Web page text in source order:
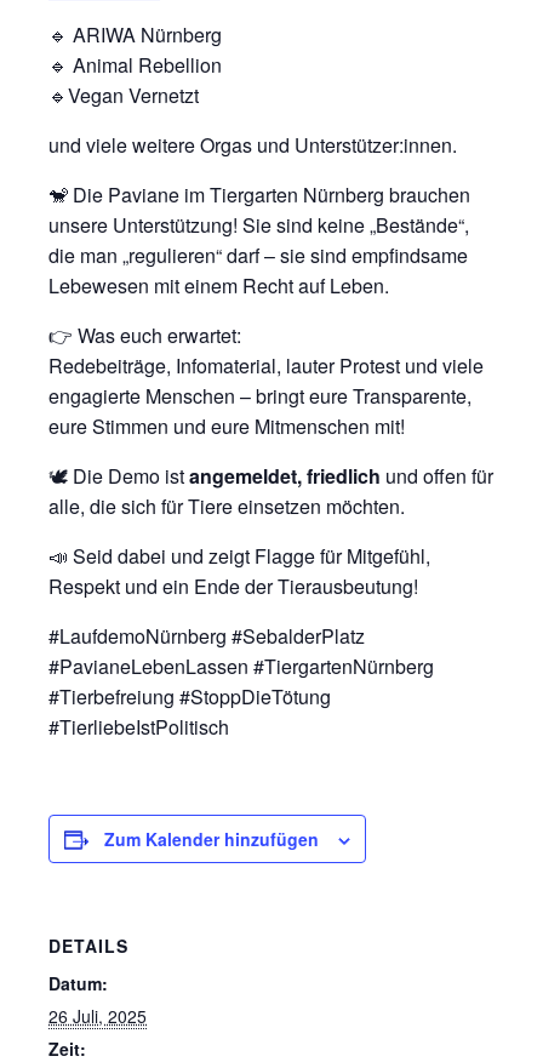
🔹 ARIWA Nürnberg
🔹 Animal Rebellion
🔹Vegan Vernetzt
und viele weitere Orgas und Unterstützer:innen.
🐒 Die Paviane im Tiergarten Nürnberg brauchen
unsere Unterstützung! Sie sind keine „Bestände“,
die man „regulieren“ darf – sie sind empfindsame
Lebewesen mit einem Recht auf Leben.
👉 Was euch erwartet:
Redebeiträge, Infomaterial, lauter Protest und viele
engagierte Menschen – bringt eure Transparente,
eure Stimmen und eure Mitmenschen mit!
🕊️ Die Demo istangemeldet, friedlich und offen für
alle, die sich für Tiere einsetzen möchten.
📣 Seid dabei und zeigt Flagge für Mitgefühl,
Respekt und ein Ende der Tierausbeutung!
#LaufdemoNürnberg #SebalderPlatz
#PavianeLebenLassen #TiergartenNürnberg
#Tierbefreiung #StoppDieTötung
#TierliebeIstPolitisch
Zum Kalender hinzufügen
DETAILS
Datum:
26 Juli, 2025
Zeit: